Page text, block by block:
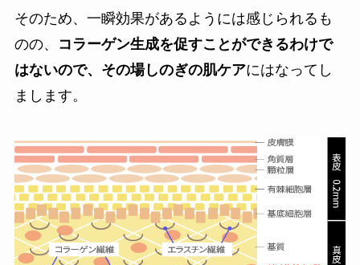
そのため、一瞬効果があるようには感じられるも
のの、
コラーゲン生成を促すことができるわけで
はないので、その場しのぎの肌ケアにはなってし
まします。